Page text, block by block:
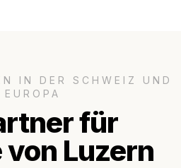
IN DER SCHWEIZ UND
für
von Luzern